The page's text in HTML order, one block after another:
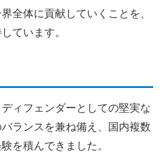
全体に貢献していくことを、
ています。
ィフェンダーとしての堅実な
ランスを兼ね備え、国内複数
を積んできました。